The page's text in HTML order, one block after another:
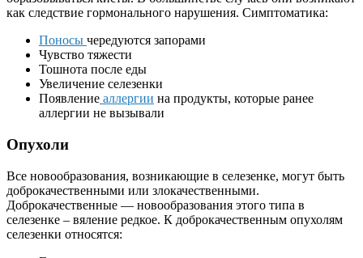
как следствие гормонального нарушения. Симптоматика:
Поносы чередуются запорами
Чувство тяжести
Тошнота после еды
Увеличение селезенки
Появление аллергии на продукты, которые ранее
аллергии не вызывали
Опухоли
Все новообразования, возникающие в селезенке, могут быть
доброкачественными или злокачественными.
Доброкачественные — новообразования этого типа в
селезенке – вяление редкое. К доброкачественным опухолям
селезенки относятся: